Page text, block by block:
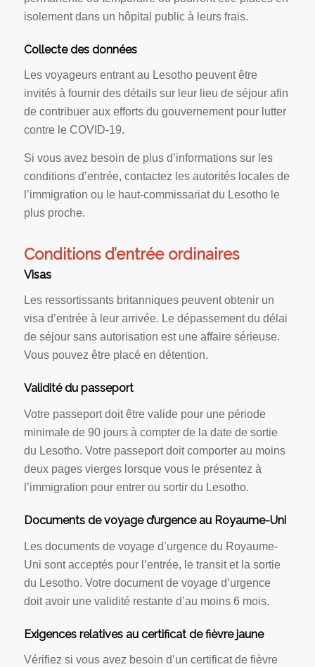
isolement dans un hôpital public à leurs frais.
Collecte des données
Les voyageurs entrant au Lesotho peuvent être
invités à fournir des détails sur leur lieu de séjour afin
de contribuer aux efforts du gouvernement pour lutter
contre le COVID-19.
Si vous avez besoin de plus d’informations sur les
conditions d’entrée, contactez les autorités locales de
l’immigration ou le haut-commissariat du Lesotho le
plus proche.
Conditions d’entrée ordinaires
Visas
Les ressortissants britanniques peuvent obtenir un
visa d’entrée à leur arrivée. Le dépassement du délai
de séjour sans autorisation est une affaire sérieuse.
Vous pouvez être placé en détention.
Validité du passeport
Votre passeport doit être valide pour une période
minimale de 90 jours à compter de la date de sortie
du Lesotho. Votre passeport doit comporter au moins
deux pages vierges lorsque vous le présentez à
l’immigration pour entrer ou sortir du Lesotho.
Documents de voyage d’urgence au Royaume-Uni
Les documents de voyage d’urgence du Royaume-
Uni sont acceptés pour l’entrée, le transit et la sortie
du Lesotho. Votre document de voyage d’urgence
doit avoir une validité restante d’au moins 6 mois.
Exigences relatives au certificat de fièvre jaune
Vérifiez si vous avez besoin d’un certificat de fièvre